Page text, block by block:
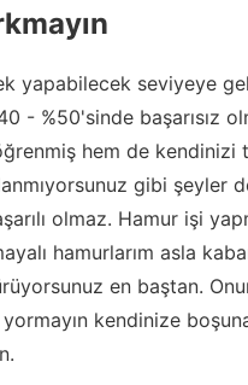
yapabilecek seviyeye
- %50'sinde başarısız
hem de kendinizi
gibi şeyler
olmaz. Hamur işi
hamurlarım asla
en baştan.
kendinize